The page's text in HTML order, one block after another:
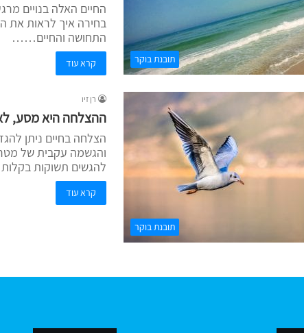
תובנת בוקר
החיים האלה בנויים
בחירה איך לראות את
התחושה והחיים……
קרא עוד
תובנת בוקר
רן זיו
ההצלחה היא מסע,
הצלחה בחיים ניתן
והגשמה עקבית של
להגשים תשוקות
קרא עוד